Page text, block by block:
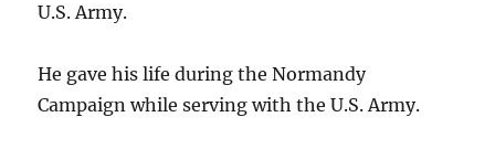
U.S. Army.
He gave his life during the Normandy
Campaign while serving with the U.S. Army.